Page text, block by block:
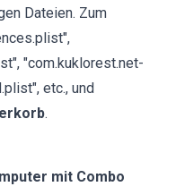
Dateien. Zum
"com.kuklorest.net-
etc., und
.
mit Combo